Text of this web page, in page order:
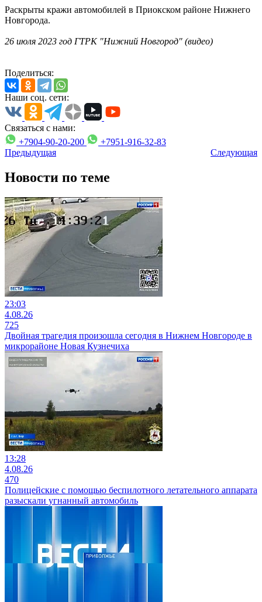
Раскрыты кражи автомобилей в Приокском районе Нижнего
Новгорода.
26 июля 2023 год ГТРК "Нижний Новгород" (видео)
Поделиться:
Наши соц. сети:
Связаться с нами:
+7904-90-20-200
+7951-916-32-83
Предыдущая
Следующая
Новости по теме
23:03
4.08.26
725
Двойная трагедия произошла сегодня в Нижнем Новгороде в
микрорайоне Новая Кузнечиха
13:28
4.08.26
470
Полицейские с помощью беспилотного летательного аппарата
разыскали угнанный автомобиль